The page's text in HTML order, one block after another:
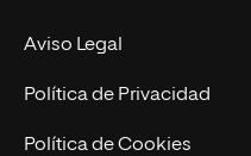
MBA
Marketing y Comunicación
Ingeniería
Contacto
Aviso Legal
Política de Privacidad
Política de Cookies